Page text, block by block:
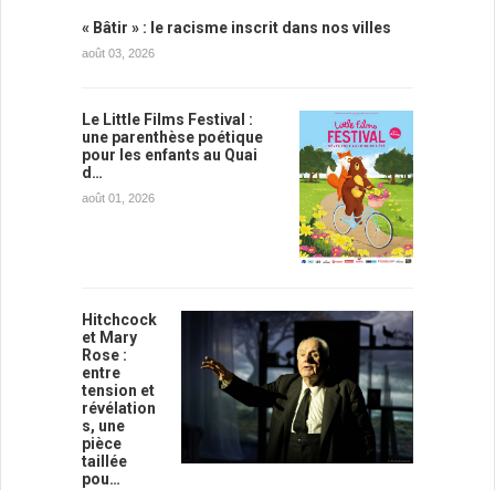
« Bâtir » : le racisme inscrit dans nos villes
août 03, 2026
Le Little Films Festival :
une parenthèse poétique
pour les enfants au Quai
d…
août 01, 2026
Hitchcock
et Mary
Rose :
entre
tension et
révélation
s, une
pièce
taillée
pou…